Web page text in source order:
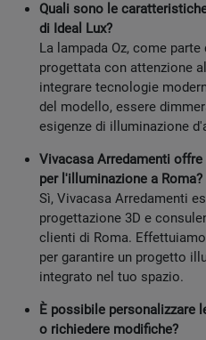
Quali sono le
di Ideal Lux?
La lampada Oz, come
progettata con attenzione
integrare tecnologie
del modello, essere
esigenze di illuminazione
Vivacasa Arredamenti
per l'illuminazione a Roma?
Sì, Vivacasa Arredamenti
progettazione 3D e
clienti di Roma.
per garantire un progetto
integrato nel tuo spazio.
È possibile personalizzare
o richiedere modifiche?